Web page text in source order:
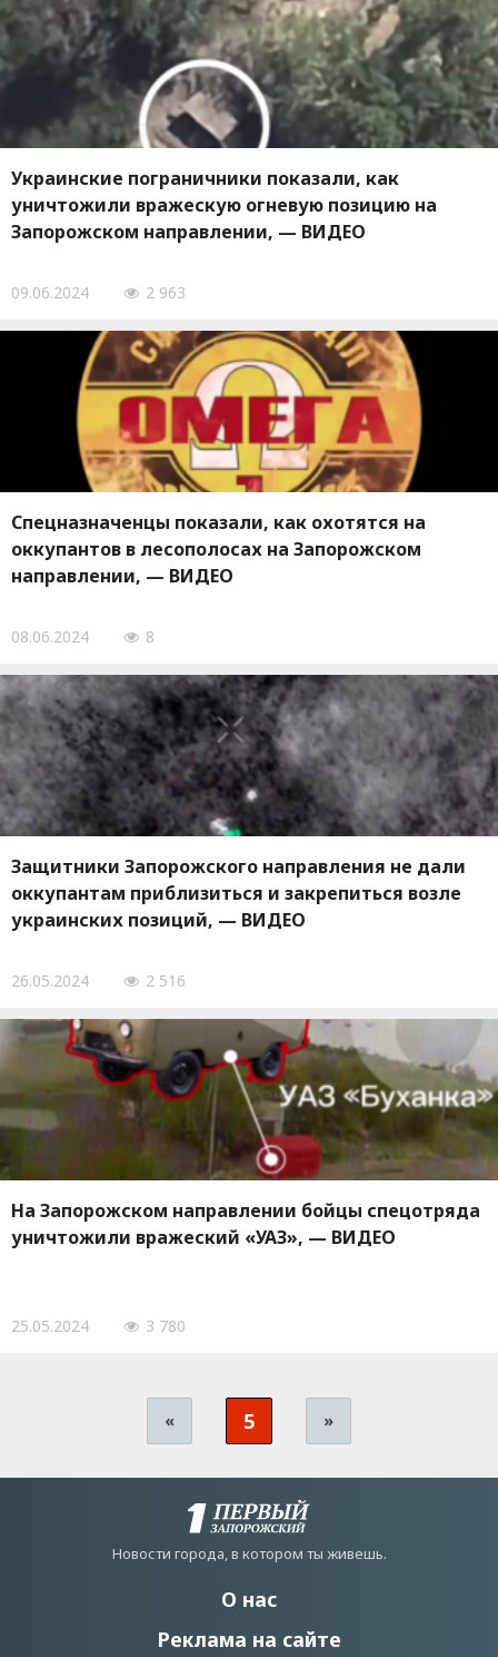
Украинские пограничники показали, как
уничтожили вражескую огневую позицию на
Запорожском направлении, — ВИДЕО
09.06.2024 2 963
Спецназначенцы показали, как охотятся на
оккупантов в лесополосах на Запорожском
направлении, — ВИДЕО
08.06.2024 8
Защитники Запорожского направления не дали
оккупантам приблизиться и закрепиться возле
украинских позиций, — ВИДЕО
26.05.2024 2 516
На Запорожском направлении бойцы спецотряда
уничтожили вражеский «УАЗ», — ВИДЕО
25.05.2024 3 780
« 5 »
Новости города, в котором ты живешь.
О нас
Реклама на сайте